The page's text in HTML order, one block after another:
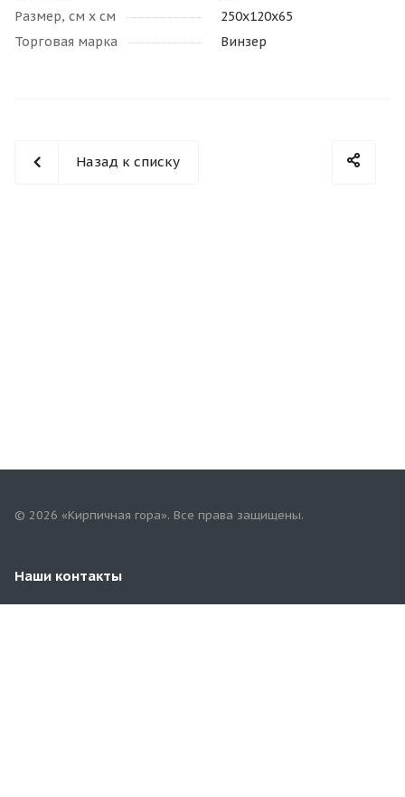
Размер, см х см
250х120х65
Торговая марка
Винзер
Назад к списку
© 2026 «Кирпичная гора». Все права защищены.
Наши контакты
8 (929) 969-57-54